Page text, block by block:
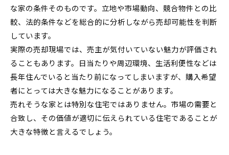
な家の条件そのものです。立地や市場動向、競合物件との比
較、法的条件などを総合的に分析しながら売却可能性を判断
しています。
実際の売却現場では、売主が気付いていない魅力が評価され
ることもあります。日当たりや周辺環境、生活利便性などは
長年住んでいると当たり前になってしまいますが、購入希望
者にとっては大きな魅力になることがあります。
売れそうな家とは特別な住宅ではありません。市場の需要と
合致し、その価値が適切に伝えられている住宅であることが
大きな特徴と言えるでしょう。